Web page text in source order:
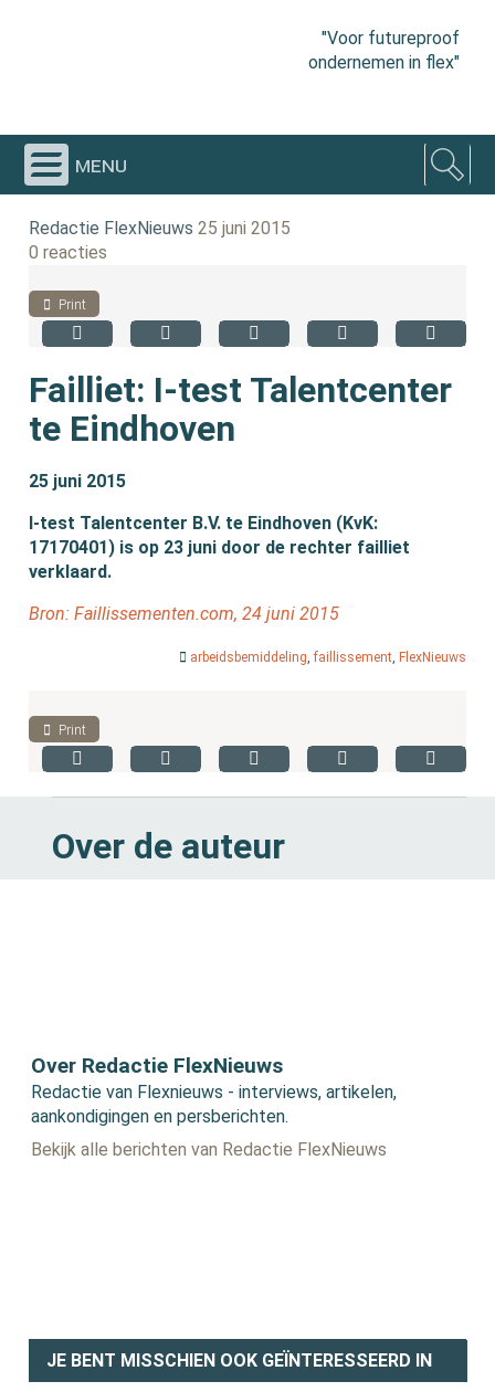
"Voor futureproof
ondernemen in flex"
menu
Redactie FlexNieuws 25 juni 2015
0 reacties
Print
Failliet: I-test Talentcenter
te Eindhoven
25 juni 2015
I-test Talentcenter B.V. te Eindhoven (KvK:
17170401) is op 23 juni door de rechter failliet
verklaard.
Bron: Faillissementen.com, 24 juni 2015
arbeidsbemiddeling,faillissement, FlexNieuws
Print
Over de auteur
Over Redactie FlexNieuws
Redactie van Flexnieuws - interviews, artikelen,
aankondigingen en persberichten.
Bekijk alle berichten van Redactie FlexNieuws
JE BENT MISSCHIEN OOK GEÏNTERESSEERD IN